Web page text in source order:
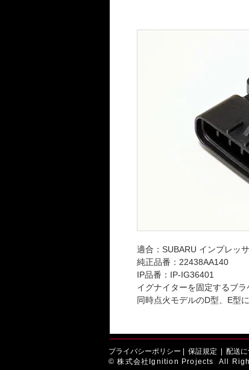
適合：SUBARU インプレッ
純正品番：22438AA140
IP品番：IP-IG36401
イグナイターを固定するブラ
同時点火モデルのD型、E型
プライバシーポリシー 保証規定 配送
© 株式会社Ignition Projects All